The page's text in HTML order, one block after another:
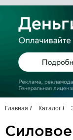
Главная Каталог